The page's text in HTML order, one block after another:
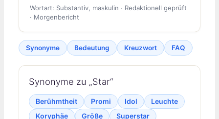
Wortart: Substantiv, maskulin · Redaktionell geprüft
· Morgenbericht
Synonyme Bedeutung Kreuzwort FAQ
Synonyme zu „Star“
Berühmtheit Promi Idol
Leuchte
Koryphäe
Größe
Superstar